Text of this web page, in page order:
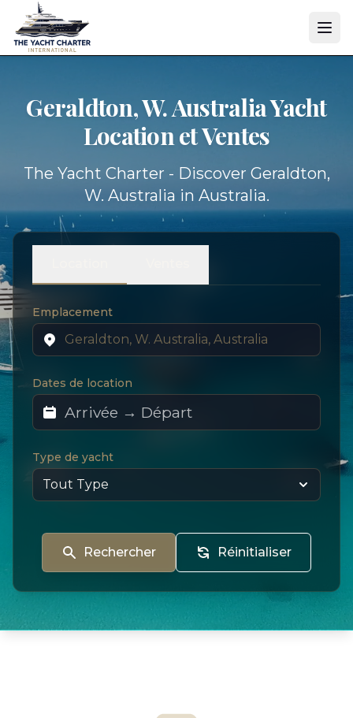
Geraldton, W. Australia Yacht
Location et Ventes
The Yacht Charter - Discover Geraldton,
W. Australia in Australia.
Emplacement
Dates de location
Type de yacht
Rechercher Réinitialiser